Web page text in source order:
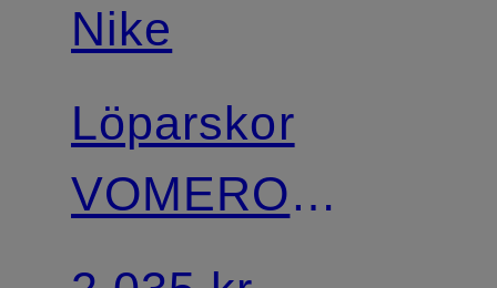
Nike
Löparskor
VOMERO
PLUS